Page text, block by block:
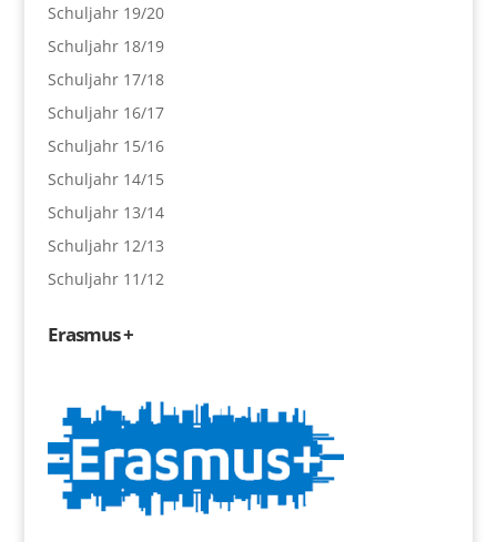
Schuljahr 19/20
Schuljahr 18/19
Schuljahr 17/18
Schuljahr 16/17
Schuljahr 15/16
Schuljahr 14/15
Schuljahr 13/14
Schuljahr 12/13
Schuljahr 11/12
Erasmus +